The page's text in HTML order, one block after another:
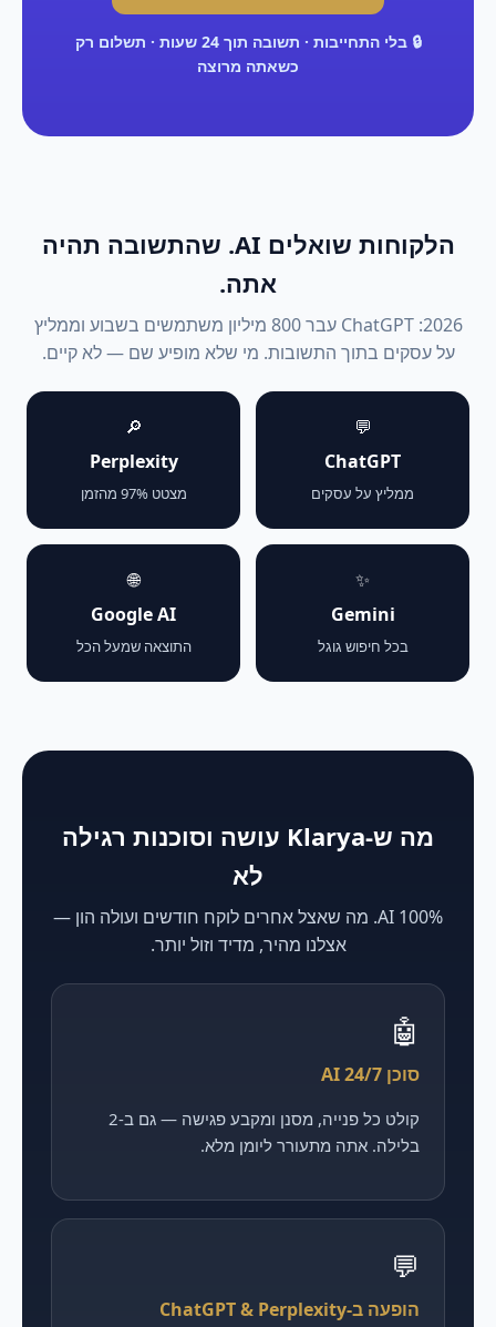
🔒 בלי התחייבות · תשובה תוך 24 שעות · תשלום רק
כשאתה מרוצה
הלקוחות שואלים AI. שהתשובה תהיה
אתה.
2026: ChatGPT עבר 800 מיליון משתמשים בשבוע וממליץ
על עסקים בתוך התשובות. מי שלא מופיע שם — לא קיים.
💬
ChatGPT
ממליץ על עסקים
🔎
Perplexity
מצטט 97% מהזמן
✨
Gemini
בכל חיפוש גוגל
🌐
Google AI
התוצאה שמעל הכל
מה ש-Klarya עושה וסוכנות רגילה
לא
100% AI. מה שאצל אחרים לוקח חודשים ועולה הון —
אצלנו מהיר, מדיד וזול יותר.
🤖
סוכן AI 24/7
קולט כל פנייה, מסנן ומקבע פגישה — גם ב-2
בלילה. אתה מתעורר ליומן מלא.
💬
הופעה ב-ChatGPT & Perplexity